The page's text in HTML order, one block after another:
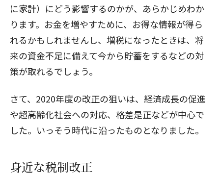
に家計）にどう影響するのかが、あらかじめわか
ります。お金を増やすために、お得な情報が得ら
れるかもしれませんし、増税になったときは、将
来の資金不足に備えて今から貯蓄をするなどの対
策が取れるでしょう。
さて、2020年度の改正の狙いは、経済成長の促進
や超高齢化社会への対応、格差是正などが中心で
した。いっそう時代に沿ったものとなりました。
身近な税制改正